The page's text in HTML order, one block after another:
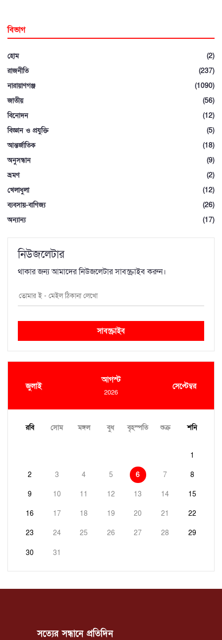
বিভাগ
হোম
(2)
রাজনীতি
(237)
নারায়াণগঞ্জ
(1090)
জাতীয়
(56)
বিনোদন
(12)
বিজ্ঞান ও প্রযুক্তি
(5)
আন্তর্জাতিক
(18)
অনুসন্ধান
(9)
ভ্রমণ
(2)
খেলাধুলা
(12)
ব্যবসায়-বাণিজ্য
(26)
অন্যান্য
(17)
নিউজলেটার
থাকার জন্য আমাদের নিউজলেটার সাবস্ক্রাইব করুন।
সাবস্ক্রাইব
জুলাই
আগস্ট
2026
সেপ্টেম্বর
রবি সোম মঙ্গল বুধ বৃহস্পতি শুক্র শনি
1
2 3 4 5 6 7 8
9 10 11 12 13 14 15
16 17 18 19 20 21 22
23 24 25 26 27 28 29
30 31
সত্যের সন্ধানে প্রতিদিন